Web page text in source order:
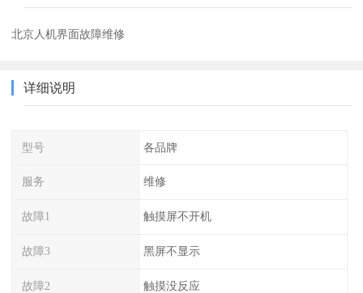
北京人机界面故障维修
详细说明
型号 各品牌
服务 维修
故障1 触摸屏不开机
故障3 黑屏不显示
故障2 触摸没反应